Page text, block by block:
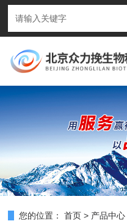
您的位置： 首页 > 产品中心